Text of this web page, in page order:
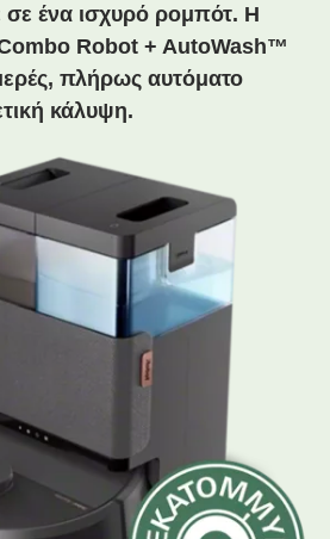
σε ένα ισχυρό ρομπότ. Η
Robot + AutoWash™
πλήρως αυτόματο
κάλυψη.